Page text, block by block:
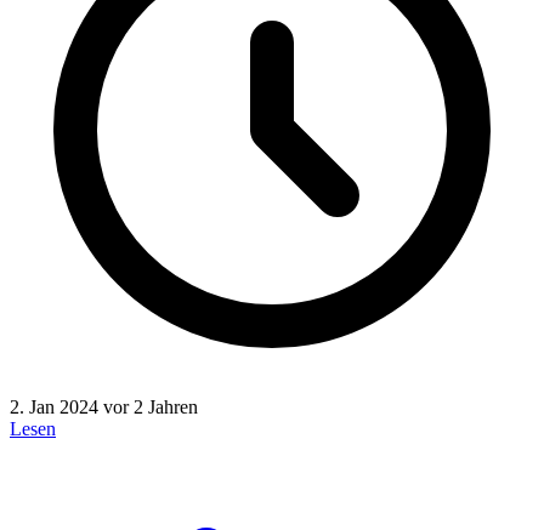
2. Jan 2024 vor 2 Jahren
Lesen